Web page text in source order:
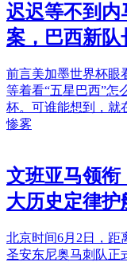
迟迟等不到内
案，巴西新队
前言美加墨世界杯眼
等着看“五星巴西”怎
杯。可谁能想到，就
惨雾
文班亚马领衔
大历史定律护
北京时间6月2日，距
圣安东尼奥马刺队正